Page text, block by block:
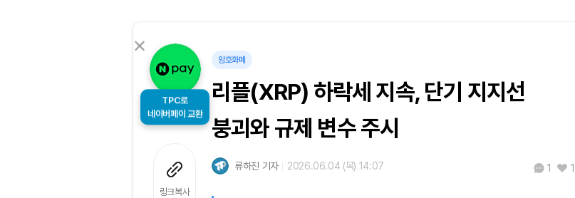
TPC로
네이버페이 교환
링크복사
암호화폐
리플(XRP) 하락세 지속, 단기 지지선
붕괴와 규제 변수 주시
류하진 기자 2026.06.04 (목) 14:07 1 1